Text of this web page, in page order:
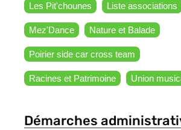
Les Pit'chounes Liste associations
Mez'Dance Nature et Balade
Poirier side car cross team
Racines et Patrimoine Union
Démarches